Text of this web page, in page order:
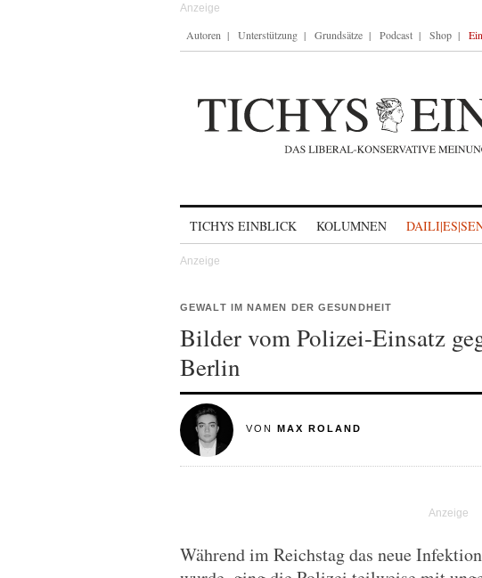
Autoren Unterstützung Grundsätze Podcast Shop
TICHYS EINBLICK KOLUMNEN
GEWALT IM NAMEN DER GESUNDHEIT
Bilder vom Polizei-Einsatz
Berlin
VON MAX ROLAND
Während im Reichstag das neue